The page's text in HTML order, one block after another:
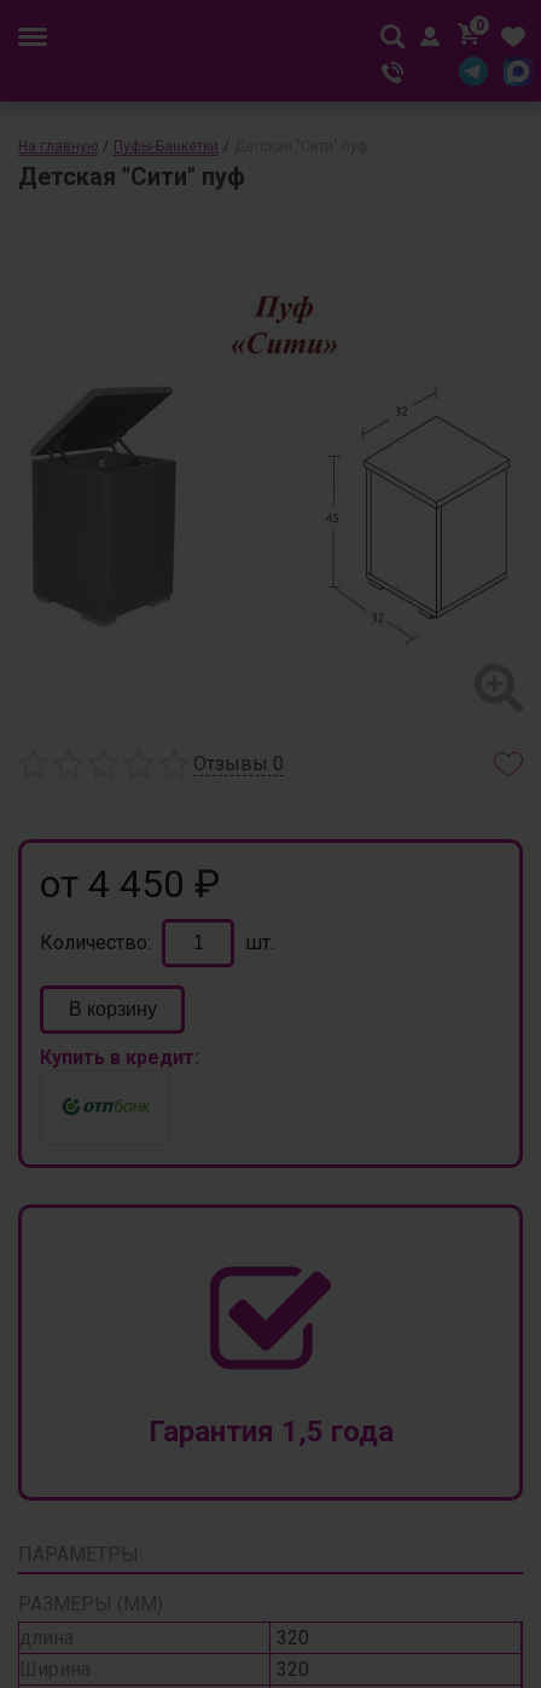
0
На главную / Пуфы-Банкетки /
Детская "Сити" пуф
Отзывы 0
от 4 450 ₽
Количество: шт.
В корзину
Купить в кредит:
Гарантия 1,5 года
ПАРАМЕТРЫ:
РАЗМЕРЫ (ММ):
длина
320
Ширина
320